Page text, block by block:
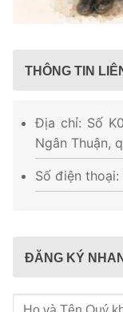
THÔNG TIN
Địa chỉ: Số
Ngân Thuận,
Số điện
ĐĂNG KÝ